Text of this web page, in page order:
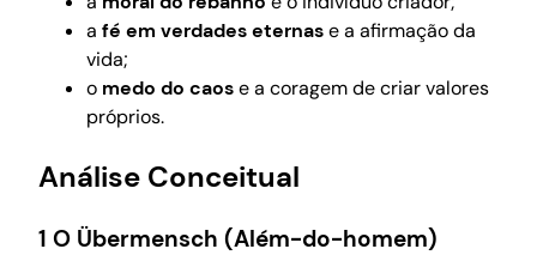
a fé em verdades eternase a afirmação da
vida;
o medo do caose a coragem de criar valores
próprios.
Análise Conceitual
1 O Übermensch (Além-do-homem)